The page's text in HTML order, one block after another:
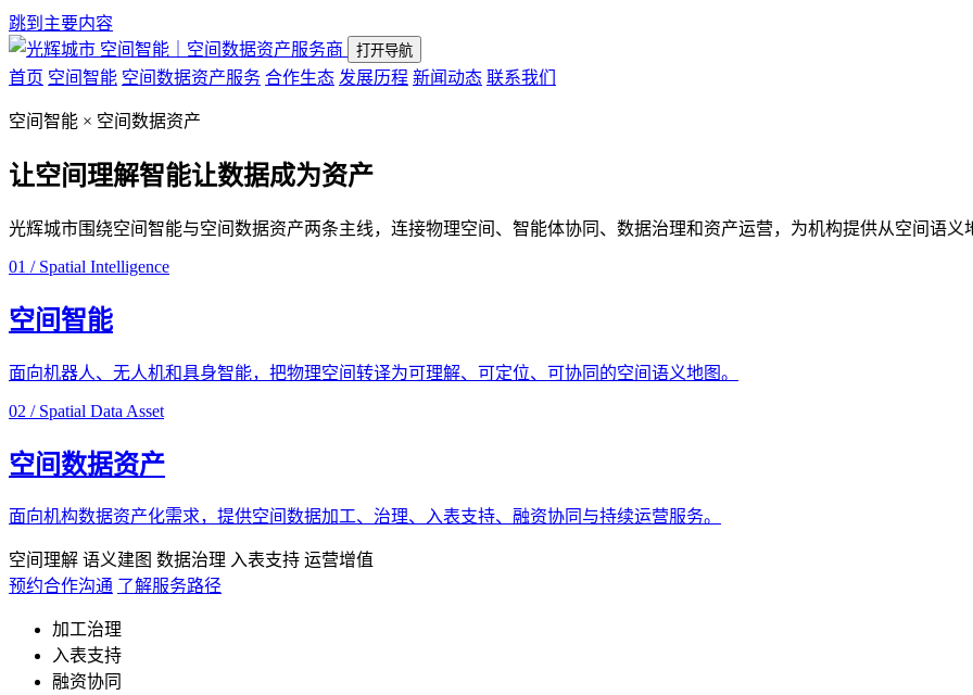
跳到主要内容
空间智能｜空间数据资产服务商
打开导航
首页 空间智能 空间数据资产服务 合作生态 发展历程 新闻动态 联系我们
空间智能 × 空间数据资产
让空间理解智能让数据成为资产
光辉城市围绕空间智能与空间数据资产两条主线，连接物理空间、智能体协同、数据治理和资产运营，为机构提供从空间语义
01 / Spatial Intelligence
空间智能
面向机器人、无人机和具身智能，把物理空间转译为可理解、可定位、可协同的空间语义地图。
02 / Spatial Data Asset
空间数据资产
面向机构数据资产化需求，提供空间数据加工、治理、入表支持、融资协同与持续运营服务。
空间理解 语义建图 数据治理 入表支持 运营增值
预约合作沟通 了解服务路径
加工治理
入表支持
融资协同